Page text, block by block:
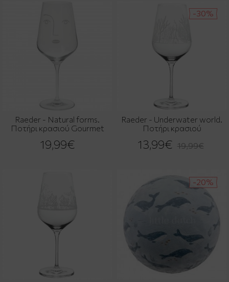
Raeder - Natural forms.
Ποτήρι κρασιού Gourmet
19,99€
-30%
Raeder - Underwater world.
Ποτήρι κρασιού
13,99€ 19,99€
-20%